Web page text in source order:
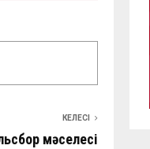
КЕЛЕСІ
мәселесі